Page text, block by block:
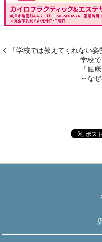
「学校では教えてくれない
学校
「健
～な